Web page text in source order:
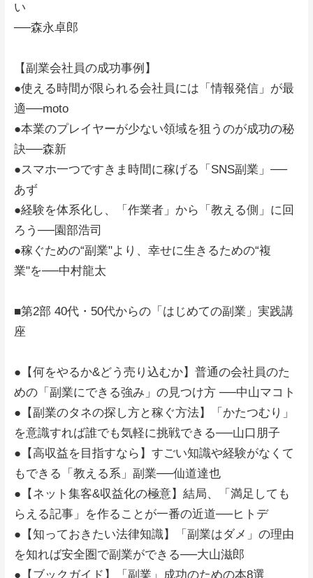
い
──森永卓郎
【副業会社員の成功事例】
●使える時間が限られる会社員には「情報発信」が最
適──moto
●本業のプレイヤーが少ない領域を狙うのが成功の秘
訣──森新
●スマホ一つですきま時間に稼げる「SNS副業」──
あず
●経験を体系化し、「作業者」から「教える側」に回
ろう──園部浩司
●稼ぐための“副業"より、幸せに生きるための“複
業"を──中村龍太
■第2部 40代・50代からの「はじめての副業」実践講
座
●【何をやるか&どう売り込むか】普通の会社員のた
めの「副業にできる強み」の見つけ方 ──中山マコト
●【副業のタネの探し方と稼ぐ方法】「かたつむり」
を意識すれば誰でも気軽に挑戦できる──山口朋子
●【高収益を目指すなら】すごい知識や経験がなくて
もできる「教える系」副業──仙道達也
●【ネット集客&収益化の極意】結局、「満足しても
らえる記事」を作ることが一番の近道──ヒトデ
●【知っておきたい法律知識】「副業はダメ」の理由
を知れば安全圏で副業ができる──大山滋郎
●【ブックガイド】「副業」成功のための本8選